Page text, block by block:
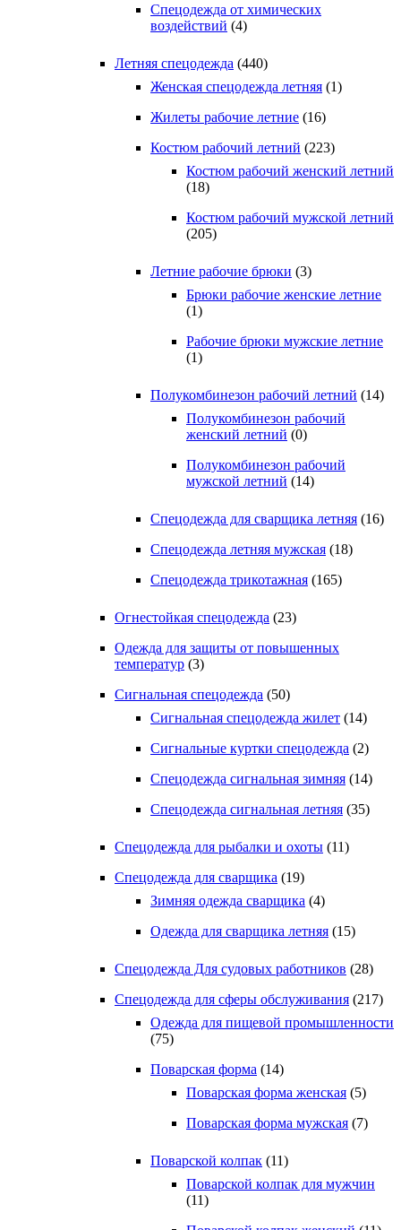
Спецодежда от химических
воздействий (4)
Летняя спецодежда (440)
Женская спецодежда летняя (1)
Жилеты рабочие летние (16)
Костюм рабочий летний (223)
Костюм рабочий женский летний
(18)
Костюм рабочий мужской летний
(205)
Летние рабочие брюки (3)
Брюки рабочие женские летние
(1)
Рабочие брюки мужские летние
(1)
Полукомбинезон рабочий летний (14)
Полукомбинезон рабочий
женский летний (0)
Полукомбинезон рабочий
мужской летний (14)
Спецодежда для сварщика летняя (16)
Спецодежда летняя мужская (18)
Спецодежда трикотажная (165)
Огнестойкая спецодежда (23)
Одежда для защиты от повышенных
температур (3)
Сигнальная спецодежда (50)
Сигнальная спецодежда жилет (14)
Сигнальные куртки спецодежда (2)
Спецодежда сигнальная зимняя (14)
Спецодежда сигнальная летняя (35)
Спецодежда для рыбалки и охоты (11)
Спецодежда для сварщика (19)
Зимняя одежда сварщика (4)
Одежда для сварщика летняя (15)
Спецодежда Для судовых работников (28)
Спецодежда для сферы обслуживания (217)
Одежда для пищевой промышленности
(75)
Поварская форма (14)
Поварская форма женская (5)
Поварская форма мужская (7)
Поварской колпак (11)
Поварской колпак для мужчин
(11)